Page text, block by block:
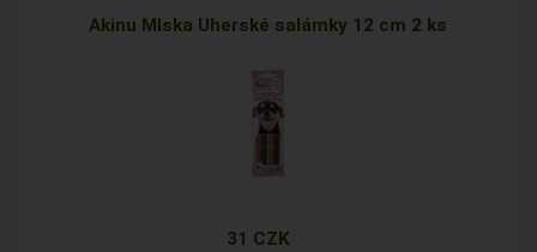
Akinu Mlska Uherské salámky 12 cm 2 ks
31 CZK